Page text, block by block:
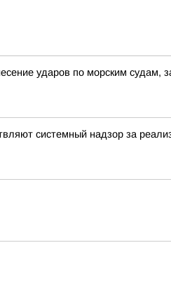
ударов по морским судам,
системный надзор за